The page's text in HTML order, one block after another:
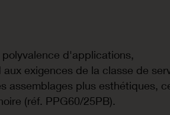
polyvalence d'applications,
aux exigences de la classe de
assemblages plus esthétiques,
(réf. PPG60/25PB).